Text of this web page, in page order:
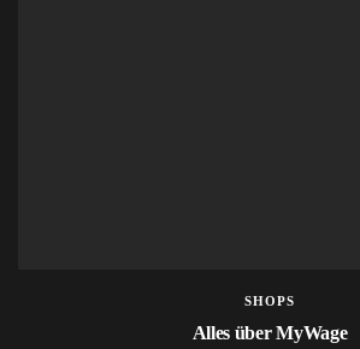
SHOPS
Alles über MyWage